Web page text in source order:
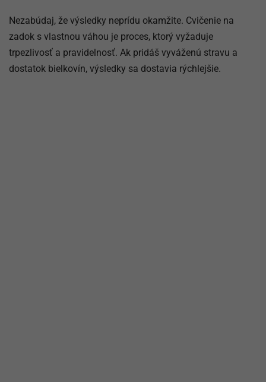
Nezabúdaj, že výsledky neprídu okamžite. Cvičenie na
zadok s vlastnou váhou je proces, ktorý vyžaduje
trpezlivosť a pravidelnosť. Ak pridáš vyváženú stravu a
dostatok bielkovín, výsledky sa dostavia rýchlejšie.